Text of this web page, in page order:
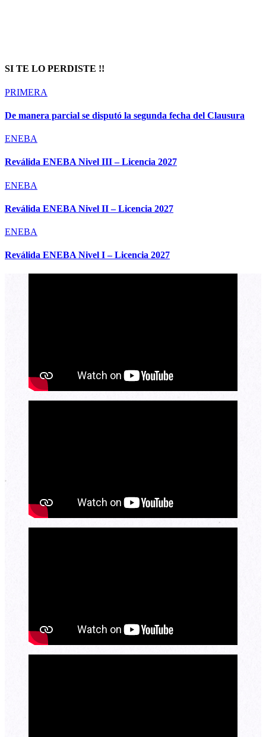
SI TE LO PERDISTE !!
PRIMERA
De manera parcial se disputó la segunda fecha del Clausura
ENEBA
Reválida ENEBA Nivel III – Licencia 2027
ENEBA
Reválida ENEBA Nivel II – Licencia 2027
ENEBA
Reválida ENEBA Nivel I – Licencia 2027